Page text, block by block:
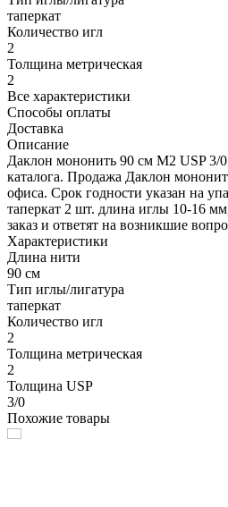
таперкат
Количество игл
2
Толщина метрическая
2
Все характеристики
Способы оплаты
Доставка
Описание
Даклон мононить 90 см М2 USP 3/0
каталога. Продажа Даклон
офиса. Срок годности указан на
таперкат 2 шт. длина иглы 10-16
заказ и ответят на возникшие
Характеристики
Длина нити
90 см
Тип иглы/лигатура
таперкат
Количество игл
2
Толщина метрическая
2
Толщина USP
3/0
Похожие товары